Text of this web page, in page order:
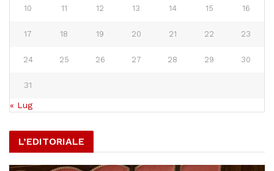
10 11 12 13 14 15 16
17 18 19 20 21 22 23
24 25 26 27 28 29 30
31
« Lug
L’EDITORIALE